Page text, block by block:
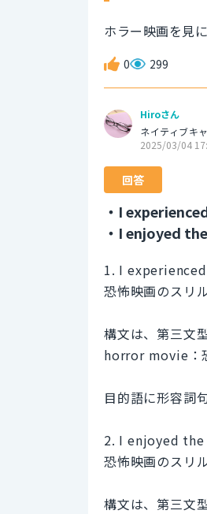
ホラー映画を見
0 299
Hiroさん
ネイティブキ
2025/03/04
回答
・I
・I enjoyed
1. I
恐怖映画のスリ
構文は、第三文
horror movie：
目的語に形容詞
2. I enjoyed
恐怖映画のスリ
構文は、第三文